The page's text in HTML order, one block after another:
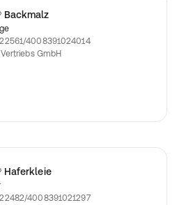
Backmalz
4008391024014
GmbH
oder Hefeteig
Haferkleie
4008391021297